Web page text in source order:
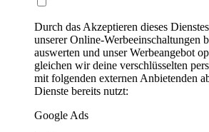
Durch das Akzeptieren dieses
unserer Online-Werbeeinschaltungen
auswerten und unser Werbeangebot
gleichen wir deine verschlüsselten
mit folgenden externen Anbietenden
Dienste bereits nutzt:
Google Ads